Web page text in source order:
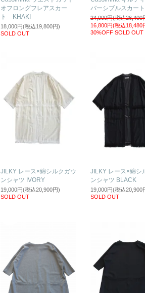
オフロングフレアスカー
ト KHAKI
18,000円(税込19,800円)
SOLD OUT
バーシブルスカー
24,000円(税込26,400
16,800円(税込18,480
30%OFF SOLD OUT
JILKY レース×綿シルクガウ
ンシャツ IVORY
19,000円(税込20,900円)
SOLD OUT
JILKY レース×綿シ
ンシャツ BLACK
19,000円(税込20,900
SOLD OUT